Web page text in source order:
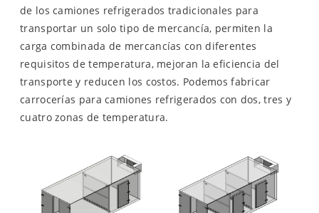
de los camiones refrigerados tradicionales para
transportar un solo tipo de mercancía, permiten la
carga combinada de mercancías con diferentes
requisitos de temperatura, mejoran la eficiencia del
transporte y reducen los costos. Podemos fabricar
carrocerías para camiones refrigerados con dos, tres y
cuatro zonas de temperatura.